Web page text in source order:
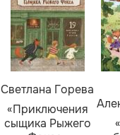
Светлана Горева
«Приключения
сыщика Рыжего